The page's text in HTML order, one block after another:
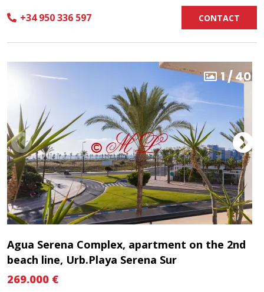
+34 950 336 597 CONTACT
1/40
Agua Serena Complex, apartment on the 2nd
beach line, Urb.Playa Serena Sur
269.000 €